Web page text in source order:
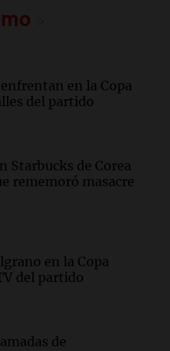
en la Copa
del partido
Starbucks de Corea
rememoró masacre
en la Copa
del partido
de